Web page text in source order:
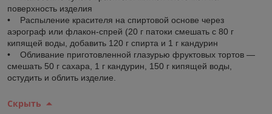
поверхность изделия
• Распыление красителя на спиртовой основе через
аэрограф или флакон-спрей (20 г патоки смешать с 80 г
кипящей воды, добавить 120 г спирта и 1 г кандурин
• Обливание приготовленной глазурью фруктовых тортов —
смешать 50 г сахара, 1 г кандурин, 150 г кипящей воды,
остудить и облить изделие.
Скрыть